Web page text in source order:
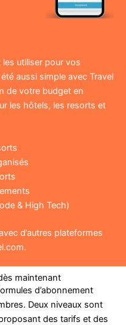
utiliser pour vos
aussi simple avec Travel
de votre budget en
les hôtels, les resorts et
& High Tech)
d’autres plateformes
maintenant
d’abonnement
Deux niveaux sont
des tarifs et des